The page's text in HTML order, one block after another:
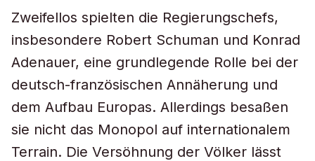
Zweifellos spielten die Regierungschefs,
insbesondere Robert Schuman und Konrad
Adenauer, eine grundlegende Rolle bei der
deutsch-französischen Annäherung und
dem Aufbau Europas. Allerdings besaßen
sie nicht das Monopol auf internationalem
Terrain. Die Versöhnung der Völker lässt